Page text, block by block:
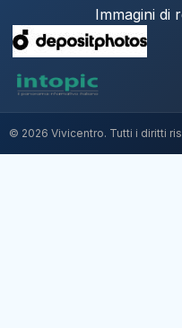
Immagini di
© 2026 Vivicentro. Tutti i diritti